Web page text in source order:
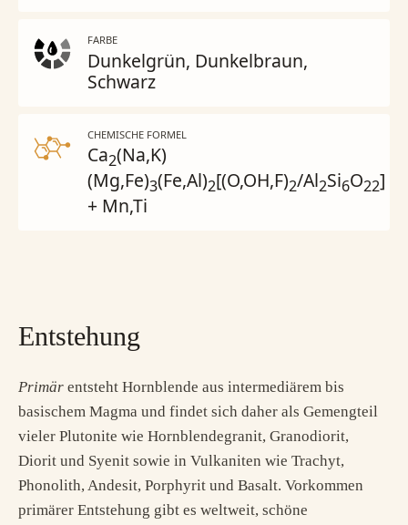
FARBE
Dunkelgrün, Dunkelbraun,
Schwarz
CHEMISCHE FORMEL
Ca2(Na,K)
(Mg,Fe)3(Fe,Al)2[(O,OH,F)2/Al2Si6O22]
+ Mn,Ti
Entstehung
Primär entsteht Hornblende aus intermediärem bis
basischem Magma und findet sich daher als Gemengteil
vieler Plutonite wie Hornblendegranit, Granodiorit,
Diorit und Syenit sowie in Vulkaniten wie Trachyt,
Phonolith, Andesit, Porphyrit und Basalt. Vorkommen
primärer Entstehung gibt es weltweit, schöne